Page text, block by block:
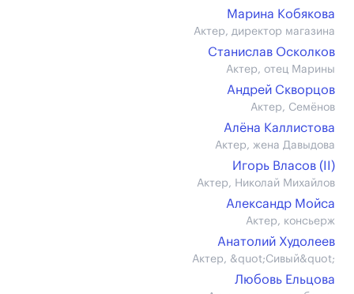
Марина Кобякова
Актер, директор магазина
Станислав Осколков
Актер, отец Марины
Андрей Скворцов
Актер, Семёнов
Алёна Каллистова
Актер, жена Давыдова
Игорь Власов (II)
Актер, Николай Михайлов
Александр Мойса
Актер, консьерж
Анатолий Худолеев
Актер, &quot;Сивый&quot;
Любовь Ельцова